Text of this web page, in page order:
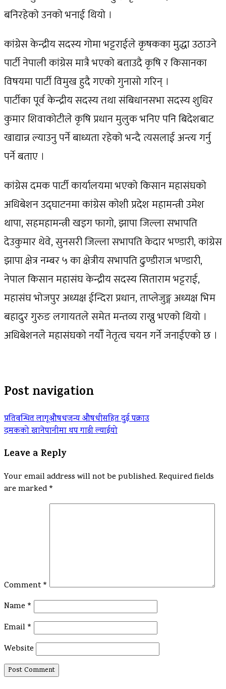
बनिरहेको उनको भनाई थियो ।
कांग्रेस केन्द्रीय सदस्य गोमा भट्टराईले कृषकका मुद्धा उठाउने
पार्टी नेपाली कांग्रेस मात्रै भएको बताउदै कृषि र किसानका
विषयमा पार्टी विमुख हुदै गएको गुनासो गरिन् ।
पार्टीका पूर्व केन्द्रीय सदस्य तथा संबिधानसभा सदस्य शुधिर
कुमार शिवाकोटीले कृषि प्रधान मुलुक भनिए पनि बिदेशबाट
खाद्यान्न ल्याउनु पर्ने बाध्यता रहेको भन्दै त्यसलाई अन्त्य गर्नु
पर्ने बताए ।
कांग्रेस दमक पार्टी कार्यालयमा भएको किसान महासंघको
अधिबेशन उद्घाटनमा कांग्रेस कोशी प्रदेश महामन्त्री उमेश
थापा, सहमहामन्त्री खड्ग फागो, झापा जिल्ला सभापति
देउकुमार थेवे, सुनसरी जिल्ला सभापति केदार भण्डारी, कांग्रेस
झापा क्षेत्र नम्बर ५ का क्षेत्रीय सभापति ढुण्डीराज भण्डारी,
नेपाल किसान महासंघ केन्द्रीय सदस्य सिताराम भट्टराई,
महासंघ भोजपुर अध्यक्ष ईन्दिरा प्रधान, ताप्लेजुङ्ग अध्यक्ष भिम
बहादुर गुरुङ लगायतले समेत मन्तव्य राख्नु भएको थियो ।
अधिबेशनले महासंघको नयाँँ नेतृत्व चयन गर्ने जनाईएको छ ।
Post navigation
प्रतिवन्धित लागूऔषधजन्य औषधीसहित दुई पक्राउ
दमकको खानेपानीमा थप गाडी ल्याईयो
Leave a Reply
Your email address will not be published. Required fields
are marked *
Comment*
Name *
Email *
Website